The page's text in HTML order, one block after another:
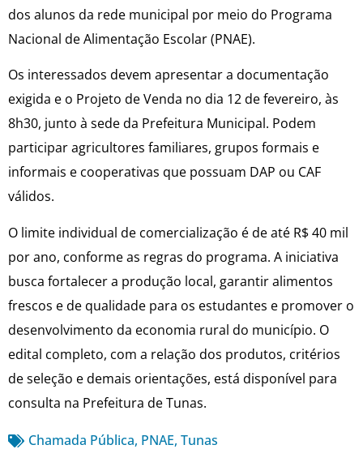
dos alunos da rede municipal por meio do Programa
Nacional de Alimentação Escolar (PNAE).
Os interessados devem apresentar a documentação
exigida e o Projeto de Venda no dia 12 de fevereiro, às
8h30, junto à sede da Prefeitura Municipal. Podem
participar agricultores familiares, grupos formais e
informais e cooperativas que possuam DAP ou CAF
válidos.
O limite individual de comercialização é de até R$ 40 mil
por ano, conforme as regras do programa. A iniciativa
busca fortalecer a produção local, garantir alimentos
frescos e de qualidade para os estudantes e promover o
desenvolvimento da economia rural do município. O
edital completo, com a relação dos produtos, critérios
de seleção e demais orientações, está disponível para
consulta na Prefeitura de Tunas.
Chamada Pública, PNAE, Tunas